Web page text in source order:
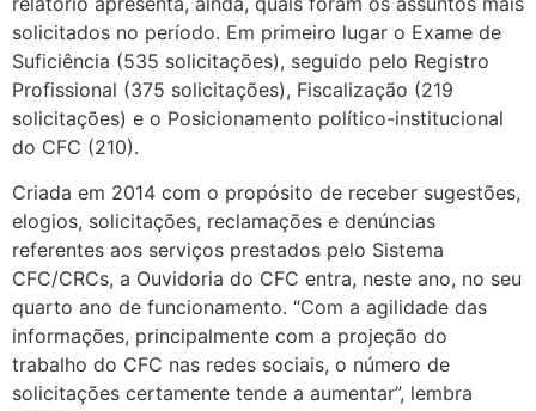
solicitados no período. Em primeiro lugar o Exame de
Suficiência (535 solicitações), seguido pelo Registro
Profissional (375 solicitações), Fiscalização (219
solicitações) e o Posicionamento político-institucional
do CFC (210).
Criada em 2014 com o propósito de receber sugestões,
elogios, solicitações, reclamações e denúncias
referentes aos serviços prestados pelo Sistema
CFC/CRCs, a Ouvidoria do CFC entra, neste ano, no seu
quarto ano de funcionamento. “Com a agilidade das
informações, principalmente com a projeção do
trabalho do CFC nas redes sociais, o número de
solicitações certamente tende a aumentar”, lembra